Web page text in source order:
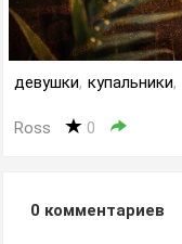
девушки, купальники,
Ross 0
0 комментариев